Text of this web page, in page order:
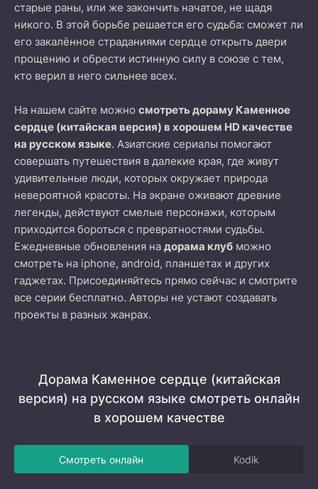
старые раны, или же закончить начатое, не щадя
никого. В этой борьбе решается его судьба: сможет ли
его закалённое страданиями сердце открыть двери
прощению и обрести истинную силу в союзе с тем,
кто верил в него сильнее всех.
На нашем сайте можно смотреть дораму Каменное
сердце (китайская версия) в хорошем HD качестве
на русском языке. Азиатские сериалы помогают
совершать путешествия в далекие края, где живут
удивительные люди, которых окружает природа
невероятной красоты. На экране оживают древние
легенды, действуют смелые персонажи, которым
приходится бороться с превратностями судьбы.
Ежедневные обновления на дорама клуб можно
смотреть на iphone, android, планшетах и других
гаджетах. Присоединяйтесь прямо сейчас и смотрите
все серии бесплатно. Авторы не устают создавать
проекты в разных жанрах.
Дорама Каменное сердце (китайская
версия) на русском языке смотреть онлайн
в хорошем качестве
Смотреть онлайн Kodik